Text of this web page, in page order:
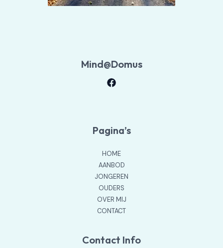
Mind@Domus
Pagina’s
HOME
AANBOD
JONGEREN
OUDERS
OVER MIJ
CONTACT
Contact Info